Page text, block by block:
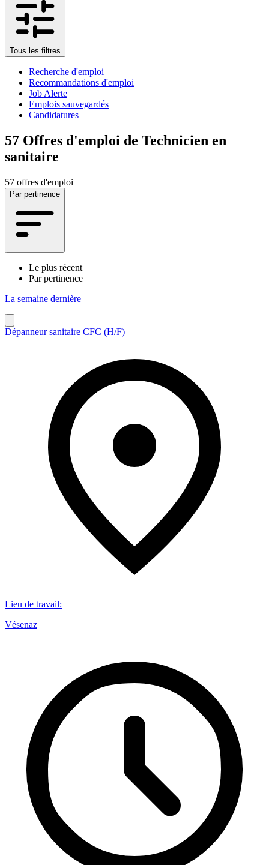
Tous les filtres
Recherche d'emploi
Recommandations d'emploi
Job Alerte
Emplois sauvegardés
Candidatures
57 Offres d'emploi de Technicien en
sanitaire
57 offres d'emploi
Par pertinence
Le plus récent
Par pertinence
La semaine dernière
Dépanneur sanitaire CFC (H/F)
Lieu de travail:
Vésenaz